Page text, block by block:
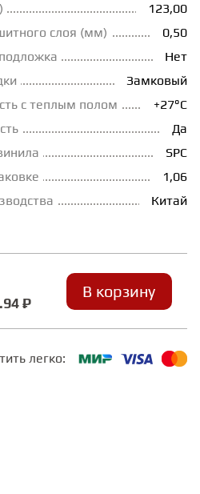
123,00
слоя (мм)
0,50
Нет
Замковый
с теплым полом
+27°С
Да
SPC
1,06
Китай
₽
В корзину
легко: